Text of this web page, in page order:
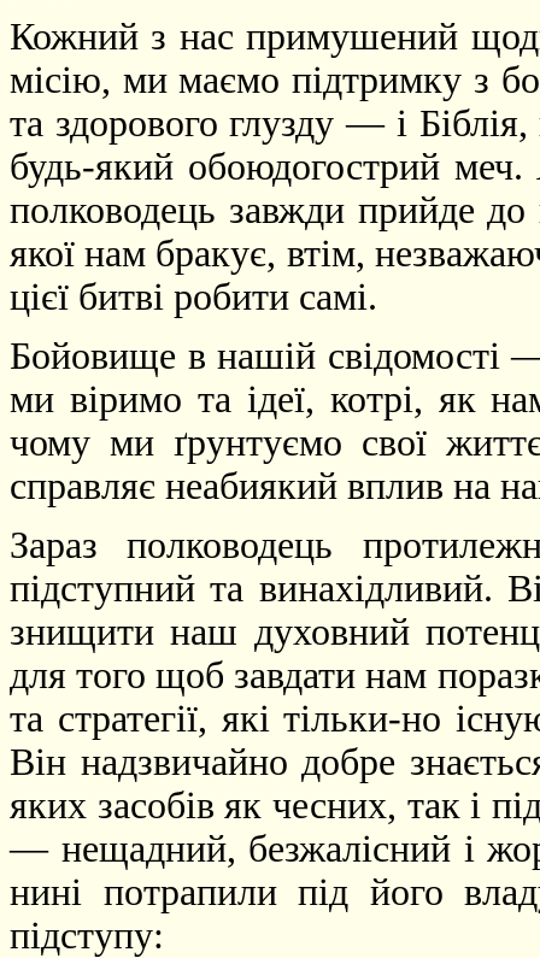
Кожний з нас примушений
місію, ми маємо підтримку з
та здорового глузду — і
будь-який обоюдогострий
полководець завжди прийде
якої нам бракує, втім,
цієї битві робити самі.
Бойовище в нашій
ми віримо та ідеї, котрі, як
чому ми ґрунтуємо свої
справляє неабиякий вплив на
Зараз полководець
підступний та винахідливий.
знищити наш духовний
для того щоб завдати нам
та стратегії, які тільки-но
Він надзвичайно добре
яких засобів як чесних, так і
— нещадний, безжалісний і
нині потрапили під його
підступу: